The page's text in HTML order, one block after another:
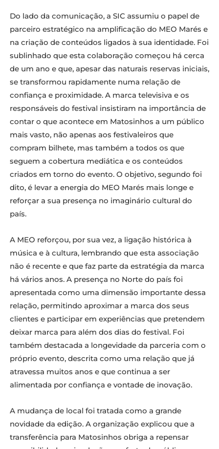
Do lado da comunicação, a SIC assumiu o papel de
parceiro estratégico na amplificação do MEO Marés e
na criação de conteúdos ligados à sua identidade. Foi
sublinhado que esta colaboração começou há cerca
de um ano e que, apesar das naturais reservas iniciais,
se transformou rapidamente numa relação de
confiança e proximidade. A marca televisiva e os
responsáveis do festival insistiram na importância de
contar o que acontece em Matosinhos a um público
mais vasto, não apenas aos festivaleiros que
compram bilhete, mas também a todos os que
seguem a cobertura mediática e os conteúdos
criados em torno do evento. O objetivo, segundo foi
dito, é levar a energia do MEO Marés mais longe e
reforçar a sua presença no imaginário cultural do
país.
A MEO reforçou, por sua vez, a ligação histórica à
música e à cultura, lembrando que esta associação
não é recente e que faz parte da estratégia da marca
há vários anos. A presença no Norte do país foi
apresentada como uma dimensão importante dessa
relação, permitindo aproximar a marca dos seus
clientes e participar em experiências que pretendem
deixar marca para além dos dias do festival. Foi
também destacada a longevidade da parceria com o
próprio evento, descrita como uma relação que já
atravessa muitos anos e que continua a ser
alimentada por confiança e vontade de inovação.
A mudança de local foi tratada como a grande
novidade da edição. A organização explicou que a
transferência para Matosinhos obriga a repensar